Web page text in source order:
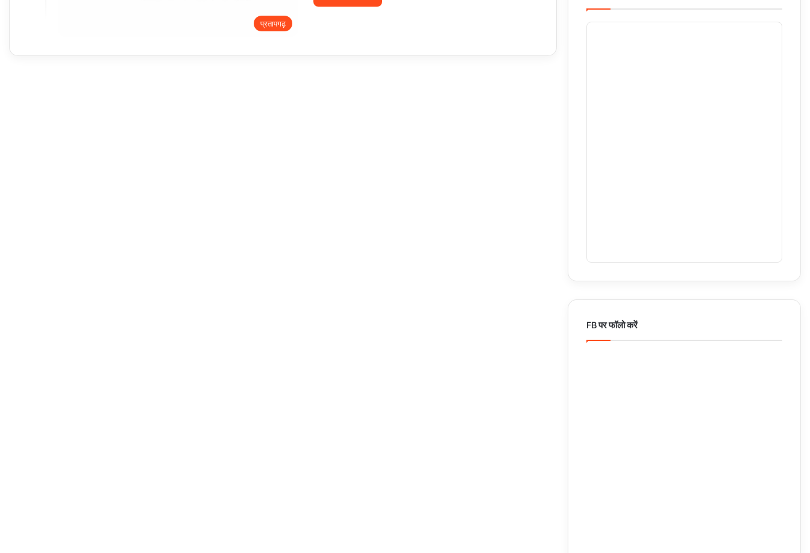
प्रतापगढ़
FB पर फॉलो करें